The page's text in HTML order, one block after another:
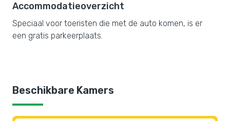
Accommodatieoverzicht
Speciaal voor toeristen die met de auto komen, is er
een gratis parkeerplaats.
Beschikbare Kamers